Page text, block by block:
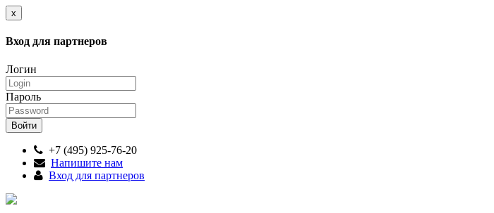
x
Вход для партнеров
Логин
Пароль
+7 (495) 925-76-20
Напишите нам
Вход для партнеров